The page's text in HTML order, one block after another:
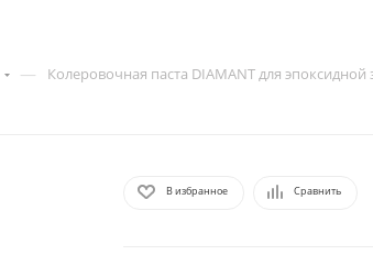
— Колеровочная паста DIAMANT для эпоксидной
В избранное Сравнить